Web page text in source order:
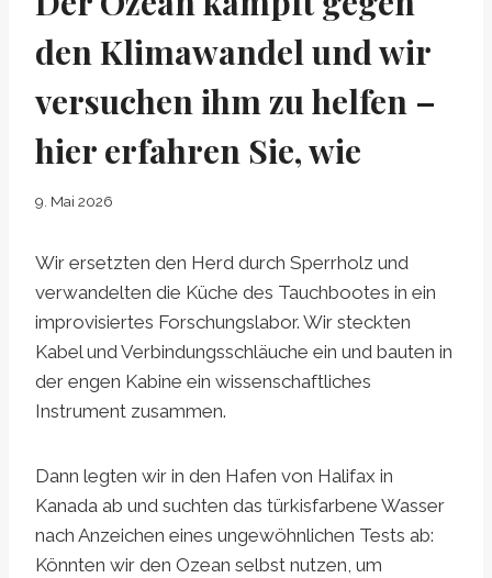
den Klimawandel und wir
versuchen ihm zu helfen –
hier erfahren Sie, wie
9. Mai 2026
Wir ersetzten den Herd durch Sperrholz und
verwandelten die Küche des Tauchbootes in ein
improvisiertes Forschungslabor. Wir steckten
Kabel und Verbindungsschläuche ein und bauten in
der engen Kabine ein wissenschaftliches
Instrument zusammen.
Dann legten wir in den Hafen von Halifax in
Kanada ab und suchten das türkisfarbene Wasser
nach Anzeichen eines ungewöhnlichen Tests ab:
Könnten wir den Ozean selbst nutzen, um